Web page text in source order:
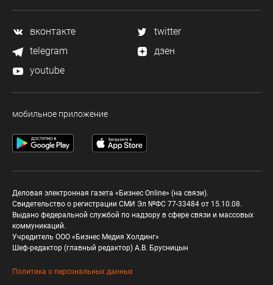
вконтакте
twitter
telegram
дзен
youtube
мобильное приложение
Деловая электронная газета «Бизнес Online» (на связи).
Свидетельство о регистрации СМИ Эл №ФС 77-33484 от 15.10.08.
Выдано федеральной службой по надзору в сфере связи и массовых
коммуникаций.
Учредитель ООО «Бизнес Медия Холдинг»
Шеф-редактор (главный редактор) А.В. Брусницын
Политика о персональных данных